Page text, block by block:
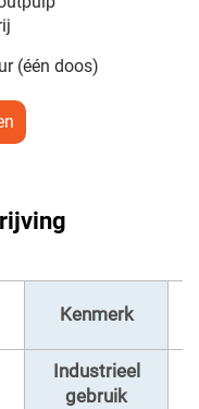
(één doos)
Kenmerk
Industrieel
gebruik